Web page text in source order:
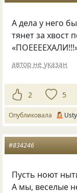
А дела у него
тянет за хвост
автор не указан
2 5
Опубликовала
#834246
Пусть ноют
А мы, веселые